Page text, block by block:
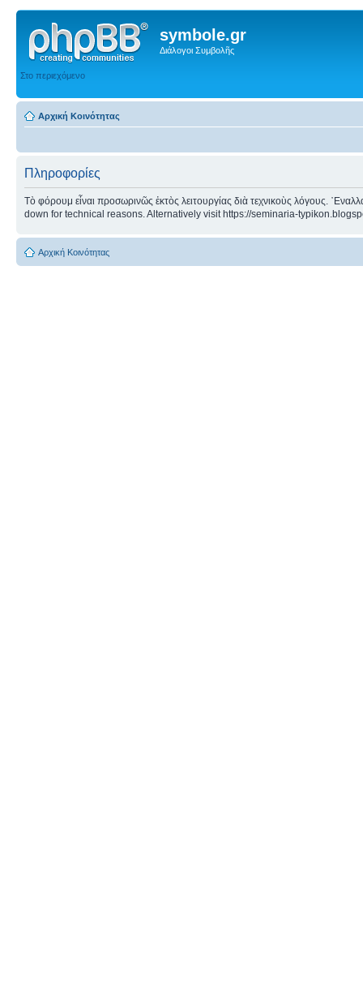
symbole.gr
Διάλογοι Συμβολῆς
Στο περιεχόμενο
Αρχική Κοινότητας
Πληροφορίες
Τὸ φόρουμ εἶναι προσωρινῶς ἐκτὸς λειτουργίας διὰ τεχνικοὺς λόγους.
down for technical reasons. Alternatively visit https://seminaria-
Αρχική Κοινότητας